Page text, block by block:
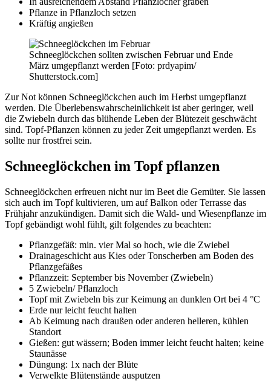
Pflanze in Pflanzloch setzen
Kräftig angießen
Schneeglöckchen sollten zwischen Februar und Ende
März umgepflanzt werden [Foto: prdyapim/
Shutterstock.com]
Zur Not können Schneeglöckchen auch im Herbst umgepflanzt
werden. Die Überlebenswahrscheinlichkeit ist aber geringer, weil
die Zwiebeln durch das blühende Leben der Blütezeit geschwächt
sind. Topf-Pflanzen können zu jeder Zeit umgepflanzt werden. Es
sollte nur frostfrei sein.
Schneeglöckchen im Topf pflanzen
Schneeglöckchen erfreuen nicht nur im Beet die Gemüter. Sie lassen
sich auch im Topf kultivieren, um auf Balkon oder Terrasse das
Frühjahr anzukündigen. Damit sich die Wald- und Wiesenpflanze im
Topf gebändigt wohl fühlt, gilt folgendes zu beachten:
Pflanzgefäß: min. vier Mal so hoch, wie die Zwiebel
Drainageschicht aus Kies oder Tonscherben am Boden des
Pflanzgefäßes
Pflanzzeit: September bis November (Zwiebeln)
5 Zwiebeln/ Pflanzloch
Topf mit Zwiebeln bis zur Keimung an dunklen Ort bei 4 °C
Erde nur leicht feucht halten
Ab Keimung nach draußen oder anderen helleren, kühlen
Standort
Gießen: gut wässern; Boden immer leicht feucht halten; keine
Staunässe
Düngung: 1x nach der Blüte
Verwelkte Blütenstände ausputzen